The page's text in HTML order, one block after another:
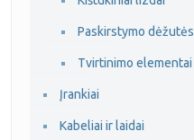
Paskirstymo dėžutės
Tvirtinimo elementai
Įrankiai
Kabeliai ir laidai